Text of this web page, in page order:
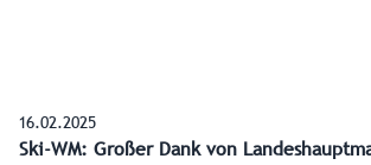
16.02.2025
Ski-WM: Großer Dank von